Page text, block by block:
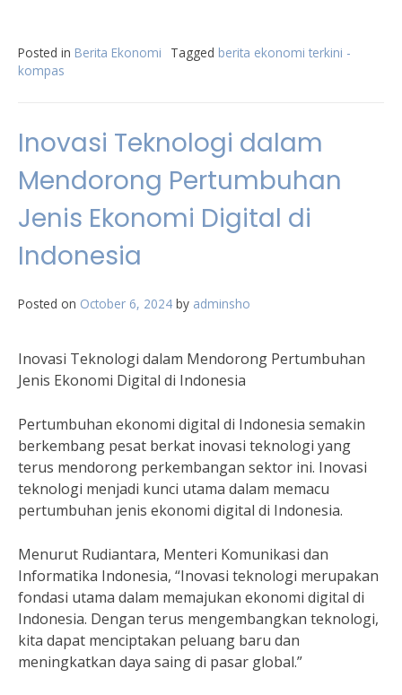
Posted in Berita Ekonomi Tagged berita ekonomi terkini -
kompas
Inovasi Teknologi dalam
Mendorong Pertumbuhan
Jenis Ekonomi Digital di
Indonesia
Posted on October 6, 2024 by adminsho
Inovasi Teknologi dalam Mendorong Pertumbuhan
Jenis Ekonomi Digital di Indonesia
Pertumbuhan ekonomi digital di Indonesia semakin
berkembang pesat berkat inovasi teknologi yang
terus mendorong perkembangan sektor ini. Inovasi
teknologi menjadi kunci utama dalam memacu
pertumbuhan jenis ekonomi digital di Indonesia.
Menurut Rudiantara, Menteri Komunikasi dan
Informatika Indonesia, “Inovasi teknologi merupakan
fondasi utama dalam memajukan ekonomi digital di
Indonesia. Dengan terus mengembangkan teknologi,
kita dapat menciptakan peluang baru dan
meningkatkan daya saing di pasar global.”